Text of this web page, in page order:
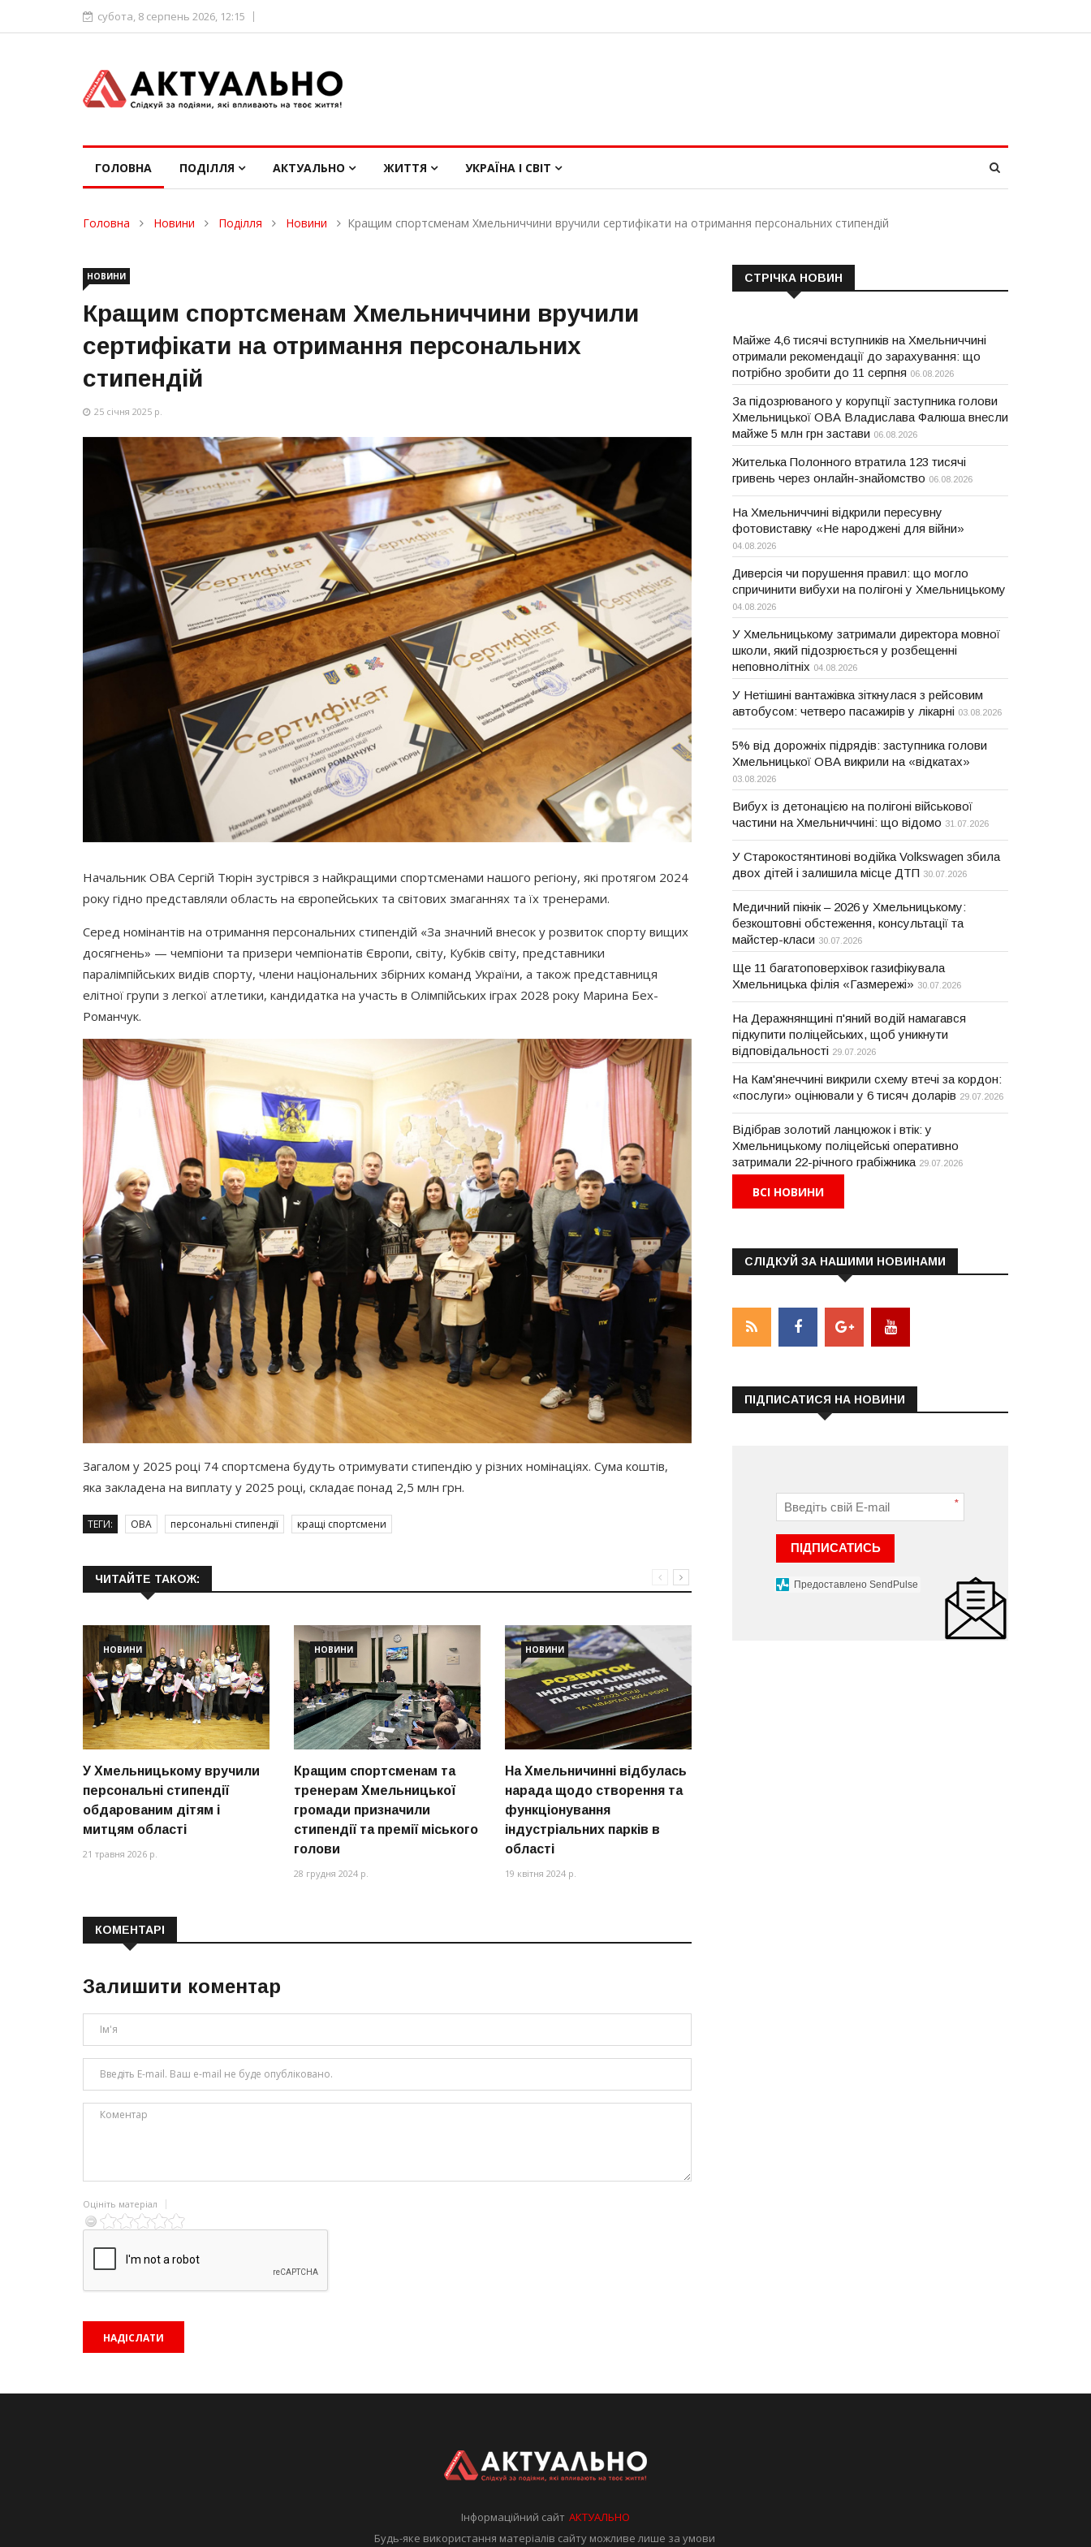
субота, 8 серпень 2026, 12:15
ГОЛОВНА ПОДІЛЛЯ АКТУАЛЬНО ЖИТТЯ УКРАЇНА І СВІТ
Головна Новини Поділля Новини Кращим спортсменам Хмельниччини вручили сертифікати на отримання персональних стипендій
НОВИНИ
Кращим спортсменам Хмельниччини вручили
сертифікати на отримання персональних
стипендій
25 січня 2025 р.
Начальник ОВА Сергій Тюрін зустрівся з найкращими спортсменами нашого регіону, які протягом 2024
року гідно представляли область на європейських та світових змаганнях та їх тренерами.
Серед номінантів на отримання персональних стипендій «За значний внесок у розвиток спорту вищих
досягнень» — чемпіони та призери чемпіонатів Європи, світу, Кубків світу, представники
паралімпійських видів спорту, члени національних збірних команд України, а також представниця
елітної групи з легкої атлетики, кандидатка на участь в Олімпійських іграх 2028 року Марина Бех-
Романчук.
Загалом у 2025 році 74 спортсмена будуть отримувати стипендію у різних номінаціях. Сума коштів,
яка закладена на виплату у 2025 році, складає понад 2,5 млн грн.
ТЕГИ: ОВА персональні стипендії кращі спортсмени
ЧИТАЙТЕ ТАКОЖ:
НОВИНИ
У Хмельницькому вручили
персональні стипендії
обдарованим дітям і
митцям області
21 травня 2026 р.
НОВИНИ
Кращим спортсменам та
тренерам Хмельницької
громади призначили
стипендії та премії міського
голови
28 грудня 2024 р.
НОВИНИ
На Хмельничинні відбулась
нарада щодо створення та
функціонування
індустріальних парків в
області
19 квітня 2024 р.
КОМЕНТАРІ
Залишити коментар
Оцініть матеріал
СТРІЧКА НОВИН
Майже 4,6 тисячі вступників на Хмельниччині
отримали рекомендації до зарахування: що
потрібно зробити до 11 серпня 06.08.2026
За підозрюваного у корупції заступника голови
Хмельницької ОВА Владислава Фалюша внесли
майже 5 млн грн застави 06.08.2026
Жителька Полонного втратила 123 тисячі
гривень через онлайн-знайомство 06.08.2026
На Хмельниччині відкрили пересувну
фотовиставку «Не народжені для війни»
04.08.2026
Диверсія чи порушення правил: що могло
спричинити вибухи на полігоні у Хмельницькому
04.08.2026
У Хмельницькому затримали директора мовної
школи, який підозрюється у розбещенні
неповнолітніх 04.08.2026
У Нетішині вантажівка зіткнулася з рейсовим
автобусом: четверо пасажирів у лікарні 03.08.2026
5% від дорожніх підрядів: заступника голови
Хмельницької ОВА викрили на «відкатах»
03.08.2026
Вибух із детонацією на полігоні військової
частини на Хмельниччині: що відомо 31.07.2026
У Старокостянтинові водійка Volkswagen збила
двох дітей і залишила місце ДТП 30.07.2026
Медичний пікнік – 2026 у Хмельницькому:
безкоштовні обстеження, консультації та
майстер-класи 30.07.2026
Ще 11 багатоповерхівок газифікувала
Хмельницька філія «Газмережі» 30.07.2026
На Деражнянщині п'яний водій намагався
підкупити поліцейських, щоб уникнути
відповідальності 29.07.2026
На Кам'янеччині викрили схему втечі за кордон:
«послуги» оцінювали у 6 тисяч доларів 29.07.2026
Відібрав золотий ланцюжок і втік: у
Хмельницькому поліцейські оперативно
затримали 22-річного грабіжника 29.07.2026
ВСІ НОВИНИ
СЛІДКУЙ ЗА НАШИМИ НОВИНАМИ
ПІДПИСАТИСЯ НА НОВИНИ
*
ПІДПИСАТИСЬ
Предоставлено SendPulse
Інформаційний сайтАКТУАЛЬНО
Будь-яке використання матеріалів сайту можливе лише за умови